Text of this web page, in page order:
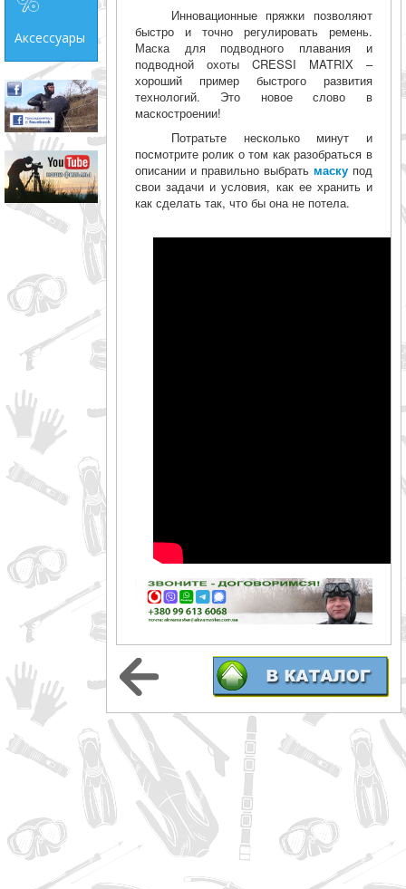
Аксессуары
Инновационные пряжки позволяют
быстро и точно регулировать ремень.
Маска для подводного плавания и
подводной охоты CRESSI MATRIX –
хороший пример быстрого развития
технологий. Это новое слово в
маскостроении!
Потратьте несколько минут и
посмотрите ролик о том как разобраться в
описании и правильно выбрать маскупод
свои задачи и условия, как ее хранить и
как сделать так, что бы она не потела.